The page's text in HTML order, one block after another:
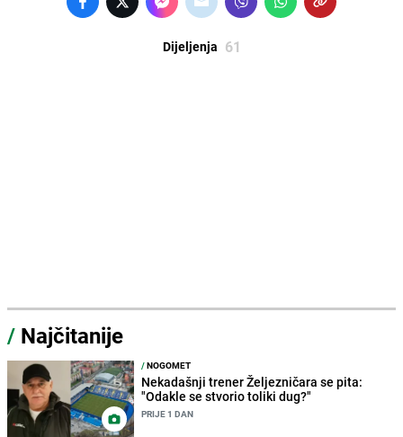
Dijeljenja 61
/ Najčitanije
/NOGOMET
Nekadašnji trener Željezničara se pita:
"Odakle se stvorio toliki dug?"
PRIJE 1 DAN